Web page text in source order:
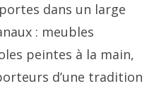
dans un large
: meubles
peintes à la main,
d’une tradition